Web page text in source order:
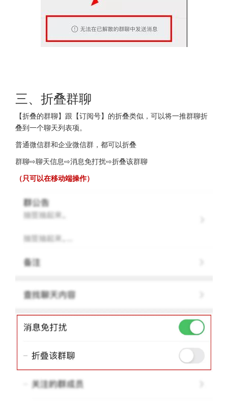
三、折叠群聊
【折叠的群聊】跟【订阅号】的折叠类似，可以将一推群聊折
叠到一个聊天列表项。
普通微信群和企业微信群，都可以折叠
群聊⇨聊天信息⇨消息免打扰⇨折叠该群聊
（只可以在移动端操作）